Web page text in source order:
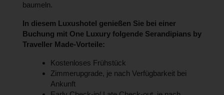
baumeln.
In diesem Luxushotel genießen Sie bei einer
Buchung mit One Luxury folgende Serandipians by
Traveller Made-Vorteile:
Kostenloses Frühstück
Zimmerupgrade, je nach Verfügbarkeit bei
Ankunft